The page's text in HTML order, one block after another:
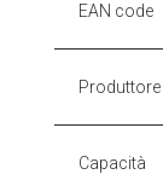
EAN code
Produttore
Capacità